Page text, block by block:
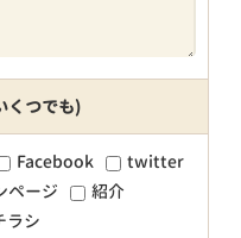
くつでも)
Facebook
twitter
ページ
紹介
ラシ